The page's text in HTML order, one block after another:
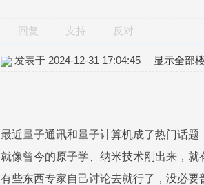
回复 支持 反对
发表于 2024-12-31 17:04:45 显示全部
最近量子通讯和量子计算机成了热门话题
就像曾今的原子学、纳米技术刚出来，就
有些东西专家自己讨论去就行了，没必